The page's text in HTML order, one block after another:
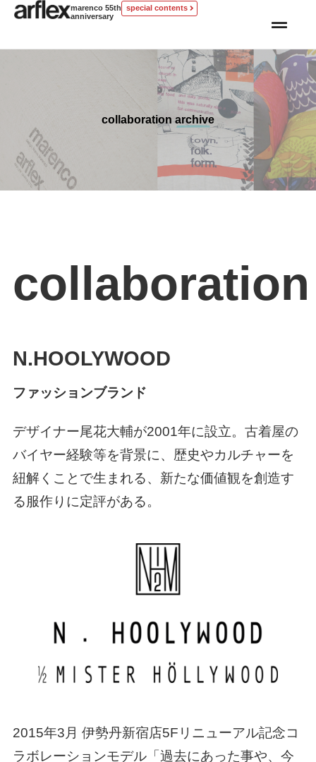
marenco 55th
anniversary
special contents
collaboration archive
collaboration
N.HOOLYWOOD
ファッションブランド
デザイナー尾花大輔が2001年に設立。古着屋の
バイヤー経験等を背景に、歴史やカルチャーを
紐解くことで生まれる、新たな価値観を創造す
る服作りに定評がある。
2015年3月 伊勢丹新宿店5Fリニューアル記念コ
ラボレーションモデル「過去にあった事や、今